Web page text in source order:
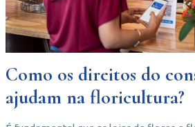
Como os direitos do
ajudam na floricultura?